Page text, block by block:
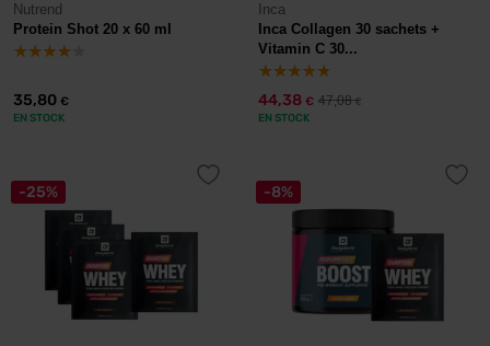
Nutrend
Protein Shot 20 x 60 ml
35,80 €
EN STOCK
Inca
Inca Collagen 30 sachets +
Vitamin C 30...
44,38 € 47,08€
EN STOCK
-25% -8%